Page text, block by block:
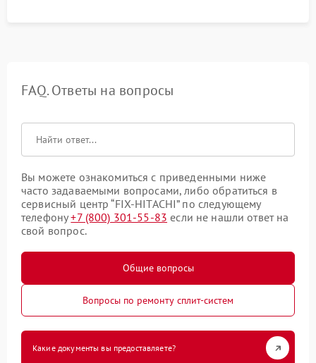
FAQ. Ответы на вопросы
Вы можете ознакомиться с приведенными ниже
часто задаваемыми вопросами, либо обратиться в
сервисный центр “FIX-HITACHI” по следующему
телефону+7 (800) 301-55-83 если не нашли ответ на
свой вопрос.
Общие вопросы
Вопросы по ремонту сплит-систем
Какие документы вы предоставляете?